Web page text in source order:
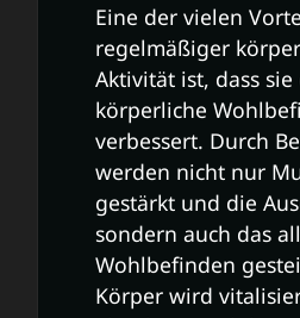
Eine der vielen
regelmäßiger
Aktivität ist, dass sie
körperliche
verbessert. Durch
werden nicht nur
gestärkt und die
sondern auch das
Wohlbefinden
Körper wird